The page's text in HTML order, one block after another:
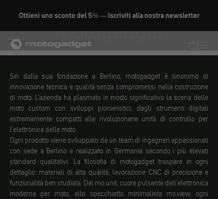
Ottieni uno sconto del 5% — Iscriviti alla nostra newsletter
motogadget GmbHmotogadget
Sin dalla sua fondazione a Berlino, motogadget è sinonimo di
innovazione tecnica e qualità senza compromessi nella costruzione
di moto. L'azienda ha plasmato in modo significativo la scena delle
moto custom con sviluppi pionieristici, dagli strumenti digitali
estremamente compatti alle rivoluzionarie unità di controllo per
l'elettronica delle moto.
Ogni prodotto viene sviluppato da un team di ingegneri appassionati
con sede a Berlino e realizzato in Germania secondo i più elevati
standard qualitativi. La filosofia di motogadget traspare in ogni
dettaglio: materiali di alta qualità, lavorazione CNC di precisione e
funzionalità ben studiata. Dal mo.unit, cuore pulsante dell’elettronica
moderna per moto, allo specchietto minimalista mo.view, ogni